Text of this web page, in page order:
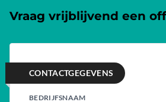
Vraag vrijblijvend een
CONTACTGEGEVENS
BEDRIJFSNAAM